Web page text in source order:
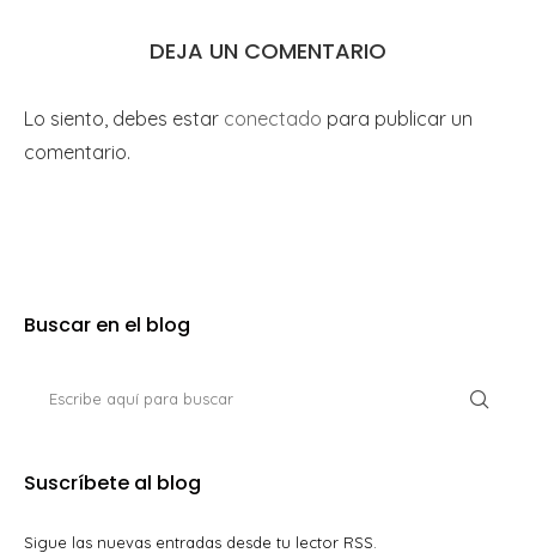
DEJA UN COMENTARIO
Lo siento, debes estar conectado para publicar un
comentario.
Buscar en el blog
Suscríbete al blog
Sigue las nuevas entradas desde tu lector RSS.